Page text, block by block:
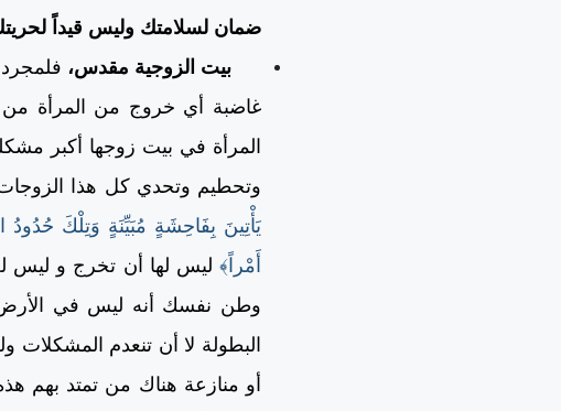
ضمان لسلامتك وليس قيداً
بيت الزوجية مقدس،
غاضبة أي خروج من المرأة
المرأة في بيت زوجها أكبر
وتحطيم وتحدي كل هذا
يَأْتِينَ بِفَاحِشَةٍ مُبَيِّنَةٍ وَتِلْكَ
أَمْراً﴾ ليس لها أن تخرج و ليس
وطن نفسك أنه ليس في الأرض
البطولة لا أن تنعدم
أو منازعة هناك من تمتد بهم هذه